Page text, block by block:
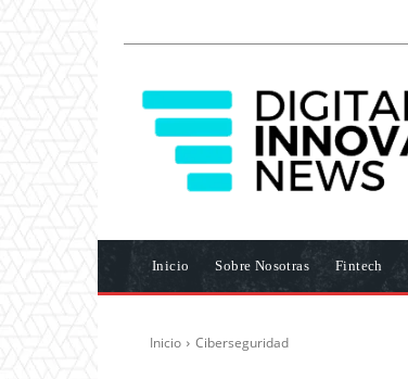
Inicio Sobre Nosotras Fintech
Inicio Ciberseguridad